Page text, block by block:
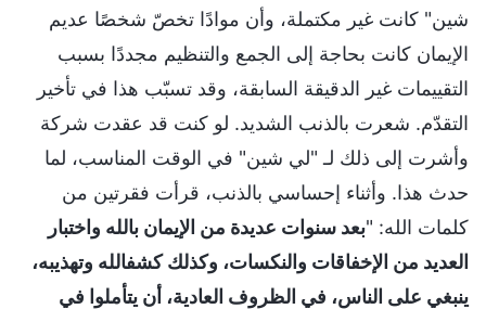
شين" كانت غير مكتملة، وأن موادًا تخصّ شخصًا عديم
الإيمان كانت بحاجة إلى الجمع والتنظيم مجددًا بسبب
التقييمات غير الدقيقة السابقة، وقد تسبّب هذا في تأخير
التقدّم. شعرت بالذنب الشديد. لو كنت قد عقدت شركة
وأشرت إلى ذلك لـ "لي شين" في الوقت المناسب، لما
حدث هذا. وأثناء إحساسي بالذنب، قرأت فقرتين من
كلمات الله: "بعد سنوات عديدة من الإيمان بالله واختبار
العديد من الإخفاقات والنكسات، وكذلك كشفالله وتهذيبه،
ينبغي على الناس، في الظروف العادية، أن يتأملوا في